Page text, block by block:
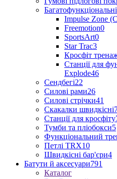
Impulse Zone
Freemotion0
SportsArt0
Star Trac3
Кросфіт
Станції для
Explode46
Сендбегі22
Силові рами26
Силові стрічки41
Скакалки швидкісні
Станції для кросфіту
Тумби та пліобокси5
Функціональний
Петлі TRX10
Швидкісні бар'єри4
Батути й аксесуари791
Каталог